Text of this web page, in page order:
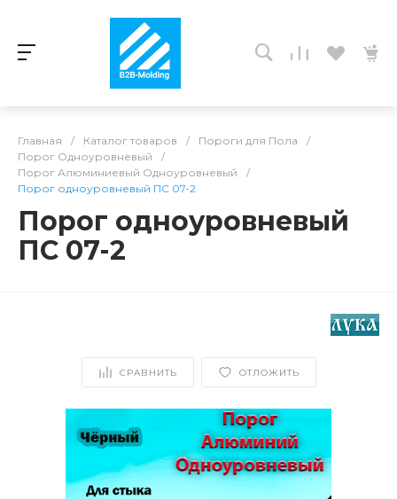
Главная / Каталог товаров / Пороги для Пола
/
Порог Одноуровневый
/
Порог Алюминиевый Одноуровневый
/
Порог одноуровневый ПС 07-2
Порог одноуровневый
ПС 07-2
СРАВНИТЬ ОТЛОЖИТЬ